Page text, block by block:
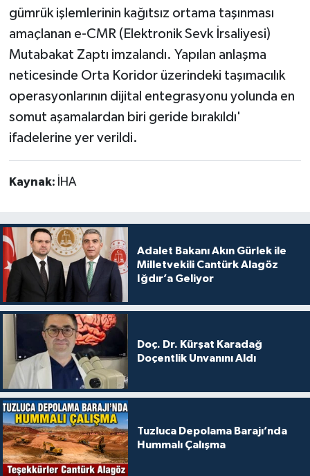
gümrük işlemlerinin kağıtsız ortama taşınması
amaçlanan e-CMR (Elektronik Sevk İrsaliyesi)
Mutabakat Zaptı imzalandı. Yapılan anlaşma
neticesinde Orta Koridor üzerindeki taşımacılık
operasyonlarının dijital entegrasyonu yolunda en
somut aşamalardan biri geride bırakıldı'
ifadelerine yer verildi.
Kaynak: İHA
Adalet Bakanı Akın Gürlek ile
Milletvekili Cantürk Alagöz
Iğdır’a Geliyor
Doç. Dr. Kürşat Karadağ
Doçentlik Unvanını Aldı
Tuzluca Depolama Barajı’nda
Hummalı Çalışma